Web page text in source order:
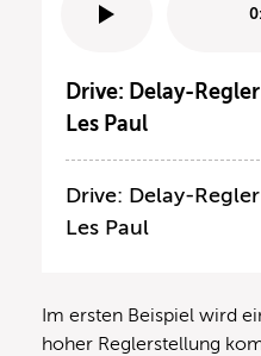
Drive: Delay-
Les Paul
Drive: Delay-
Les Paul
Im ersten Beispiel wird
hoher Reglerstellung